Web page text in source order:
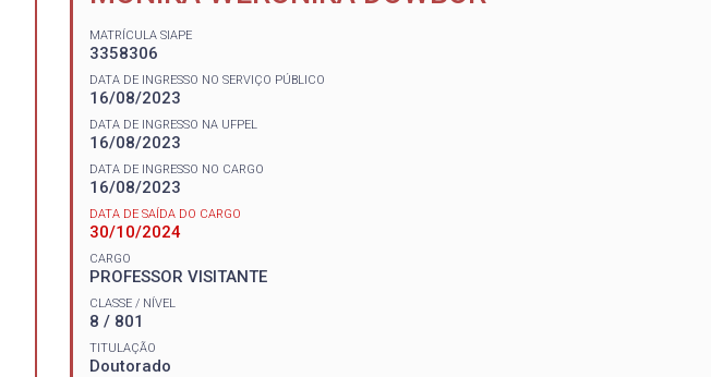
MATRÍCULA SIAPE
3358306
DATA DE INGRESSO NO SERVIÇO PÚBLICO
16/08/2023
DATA DE INGRESSO NA UFPEL
16/08/2023
DATA DE INGRESSO NO CARGO
16/08/2023
DATA DE SAÍDA DO CARGO
30/10/2024
CARGO
PROFESSOR VISITANTE
CLASSE / NÍVEL
8 / 801
TITULAÇÃO
Doutorado